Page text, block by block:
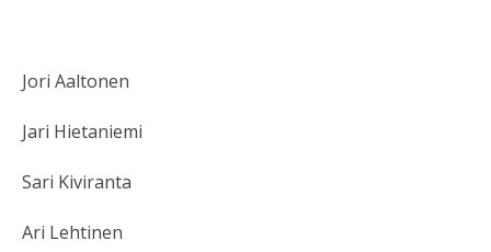
Jori Aaltonen
Jari Hietaniemi
Sari Kiviranta
Ari Lehtinen